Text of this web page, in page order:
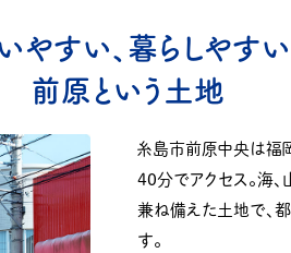
やすい、暮らしやすい
前原という土地
糸島市前原中央は福
40分でアクセス。海、
兼ね備えた土地で、
す。